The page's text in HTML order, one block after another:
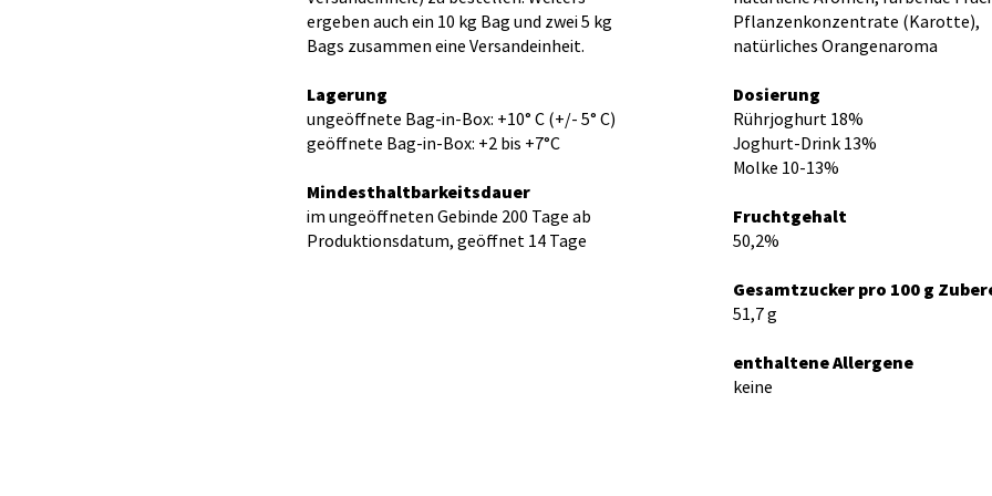
ergeben auch ein 10 kg Bag und zwei 5 kg
Bags zusammen eine Versandeinheit.
Lagerung
ungeöffnete Bag-in-Box: +10° C (+/- 5° C)
geöffnete Bag-in-Box: +2 bis +7°C
Mindesthaltbarkeitsdauer
im ungeöffneten Gebinde 200 Tage ab
Produktionsdatum, geöffnet 14 Tage
Pflanzenkonzentrate (Karotte),
natürliches Orangenaroma
Dosierung
Rührjoghurt 18%
Joghurt-Drink 13%
Molke 10-13%
Fruchtgehalt
50,2%
Gesamtzucker pro 100 g
51,7 g
enthaltene Allergene
keine